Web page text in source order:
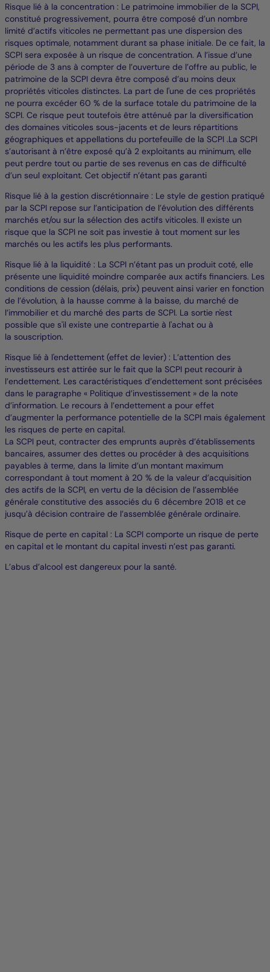
Risque lié à la concentration : Le patrimoine immobilier de la SCPI,
constitué progressivement, pourra être composé d’un nombre
limité d’actifs viticoles ne permettant pas une dispersion des
risques optimale, notamment durant sa phase initiale. De ce fait, la
SCPI sera exposée à un risque de concentration. A l’issue d’une
période de 3 ans à compter de l’ouverture de l’offre au public, le
patrimoine de la SCPI devra être composé d’au moins deux
propriétés viticoles distinctes. La part de l'une de ces propriétés
ne pourra excéder 60 % de la surface totale du patrimoine de la
SCPI. Ce risque peut toutefois être atténué par la diversification
des domaines viticoles sous-jacents et de leurs répartitions
géographiques et appellations du portefeuille de la SCPI .La SCPI
s’autorisant à n’être exposé qu’à 2 exploitants au minimum, elle
peut perdre tout ou partie de ses revenus en cas de difficulté
d’un seul exploitant. Cet objectif n’étant pas garanti
Risque lié à la gestion discrétionnaire : Le style de gestion pratiqué
par la SCPI repose sur l’anticipation de l’évolution des différents
marchés et/ou sur la sélection des actifs viticoles. Il existe un
risque que la SCPI ne soit pas investie à tout moment sur les
marchés ou les actifs les plus performants.
Risque lié à la liquidité : La SCPI n’étant pas un produit coté, elle
présente une liquidité moindre comparée aux actifs financiers. Les
conditions de cession (délais, prix) peuvent ainsi varier en fonction
de l’évolution, à la hausse comme à la baisse, du marché de
l’immobilier et du marché des parts de SCPI. La sortie n'est
possible que s'il existe une contrepartie à l'achat ou à
la souscription.
Risque lié à l'endettement (effet de levier) : L’attention des
investisseurs est attirée sur le fait que la SCPI peut recourir à
l’endettement. Les caractéristiques d’endettement sont précisées
dans le paragraphe « Politique d’investissement » de la note
d’information. Le recours à l’endettement a pour effet
d’augmenter la performance potentielle de la SCPI mais également
les risques de perte en capital.
La SCPI peut, contracter des emprunts auprès d’établissements
bancaires, assumer des dettes ou procéder à des acquisitions
payables à terme, dans la limite d’un montant maximum
correspondant à tout moment à 20 % de la valeur d’acquisition
des actifs de la SCPI, en vertu de la décision de l’assemblée
générale constitutive des associés du 6 décembre 2018 et ce
jusqu’à décision contraire de l’assemblée générale ordinaire.
Risque de perte en capital : La SCPI comporte un risque de perte
en capital et le montant du capital investi n’est pas garanti.
L’abus d’alcool est dangereux pour la santé.